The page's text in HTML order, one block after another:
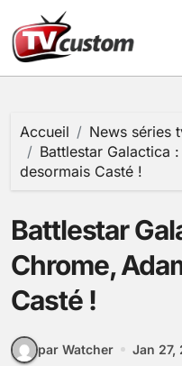
au
contenu
Accueil
News séries
Battlestar Galactica
desormais Casté !
Battlestar
Chrome,
Casté !
par Watcher Jan 27,